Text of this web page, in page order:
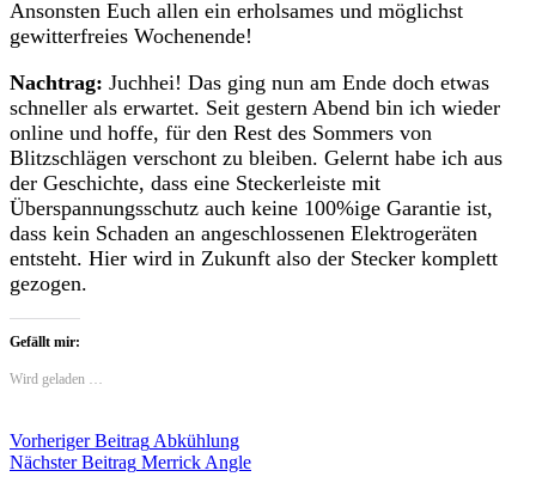
Ansonsten Euch allen ein erholsames und möglichst
gewitterfreies Wochenende!
Nachtrag: Juchhei! Das ging nun am Ende doch etwas
schneller als erwartet. Seit gestern Abend bin ich wieder
online und hoffe, für den Rest des Sommers von
Blitzschlägen verschont zu bleiben. Gelernt habe ich aus
der Geschichte, dass eine Steckerleiste mit
Überspannungsschutz auch keine 100%ige Garantie ist,
dass kein Schaden an angeschlossenen Elektrogeräten
entsteht. Hier wird in Zukunft also der Stecker komplett
gezogen.
Gefällt mir:
Wird geladen …
Beitragsnavigation
Vorheriger Beitrag Abkühlung
Nächster Beitrag Merrick Angle